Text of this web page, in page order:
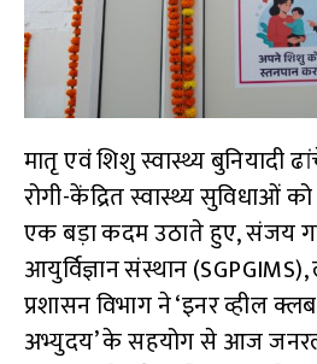
मातृ एवं शिशु स्वास्थ्य बुनियादी
रोगी-केंद्रित स्वास्थ्य सुविधाओं
एक बड़ा कदम उठाते हुए, संजय
आयुर्विज्ञान संस्थान
प्रशासन विभाग ने ‘इनर व्हील
अभ्युदय’ के सहयोग से आज